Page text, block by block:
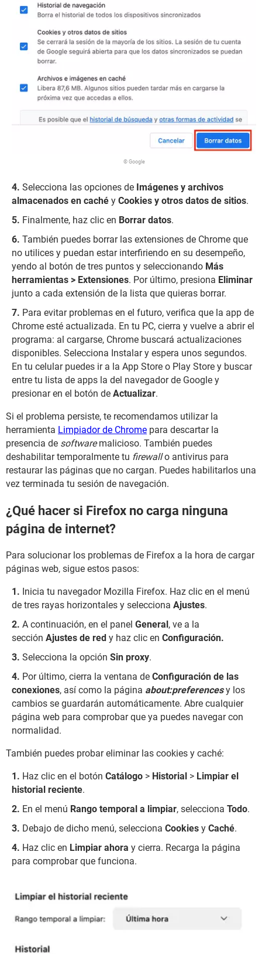
© Google
Selecciona las opciones de Imágenes y archivos
almacenados en caché y Cookies y otros datos de sitios.
Finalmente, haz clic en Borrar datos.
También puedes borrar las extensiones de Chrome que
no utilices y puedan estar interfiriendo en su desempeño,
yendo al botón de tres puntos y seleccionando Más
herramientas > Extensiones. Por último, presiona Eliminar
junto a cada extensión de la lista que quieras borrar.
Para evitar problemas en el futuro, verifica que la app de
Chrome esté actualizada. En tu PC, cierra y vuelve a abrir el
programa: al cargarse, Chrome buscará actualizaciones
disponibles. Selecciona Instalar y espera unos segundos.
En tu celular puedes ir a la App Store o Play Store y buscar
entre tu lista de apps la del navegador de Google y
presionar en el botón de Actualizar.
Si el problema persiste, te recomendamos utilizar la
herramienta Limpiador de Chrome para descartar la
presencia de softwaremalicioso. También puedes
deshabilitar temporalmente tu firewallo antivirus para
restaurar las páginas que no cargan. Puedes habilitarlos una
vez terminada tu sesión de navegación.
¿Qué hacer si Firefox no carga ninguna
página de internet?
Para solucionar los problemas de Firefox a la hora de cargar
páginas web, sigue estos pasos:
Inicia tu navegador Mozilla Firefox. Haz clic en el menú
de tres rayas horizontales y selecciona Ajustes.
A continuación, en el panel General, ve a la
sección Ajustes de red y haz clic en Configuración.
Selecciona la opción Sin proxy.
Por último, cierra la ventana de Configuración de las
conexiones, así como la página about:preferencesy los
cambios se guardarán automáticamente. Abre cualquier
página web para comprobar que ya puedes navegar con
normalidad.
También puedes probar eliminar las cookies y caché:
Haz clic en el botón Catálogo > Historial > Limpiar el
historial reciente.
En el menú Rango temporal a limpiar, selecciona Todo.
Debajo de dicho menú, selecciona Cookies y Caché.
Haz clic en Limpiar ahora y cierra. Recarga la página
para comprobar que funciona.